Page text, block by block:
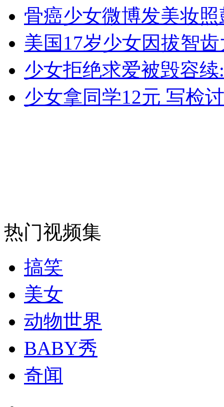
无痛分娩是否安全 医生回应
外交部：反对强权政治霸凌主义
外交部：有关国家言论片面不公正
纽约上演“枕头大战”
司机酒驾遇交警 急速倒车逃窜
骨癌少女微博发美妆
美国17岁少女因拔智
少女拒绝求爱被毁容
少女拿同学12元 写检
热门视频集
搞笑
美女
动物世界
BABY秀
奇闻